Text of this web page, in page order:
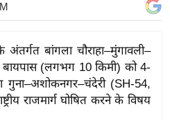
बांगला चौराहा–मुंगावली–
बायपास (लगभग 10 किमी) को 4-
(SH-54,
राजमार्ग घोषित करने के विषय